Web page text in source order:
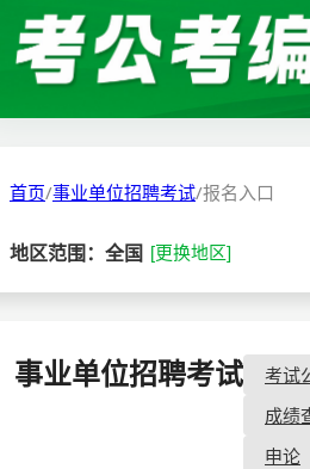
考
职
考
成
首页/事业单位招聘考试/报名入口
地区范围：全国 [更换地区]
事业单位招聘考试 - 报
考试
成绩
申论